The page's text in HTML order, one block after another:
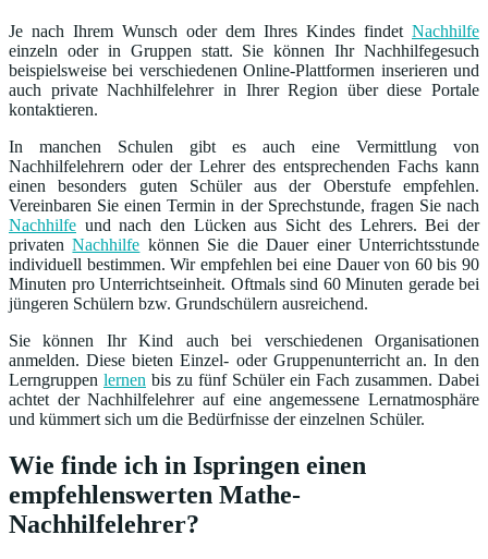
Je nach Ihrem Wunsch oder dem Ihres Kindes findet Nachhilfe
einzeln oder in Gruppen statt. Sie können Ihr Nachhilfegesuch
beispielsweise bei verschiedenen Online-Plattformen inserieren und
auch private Nachhilfelehrer in Ihrer Region über diese Portale
kontaktieren.
In manchen Schulen gibt es auch eine Vermittlung von
Nachhilfelehrern oder der Lehrer des entsprechenden Fachs kann
einen besonders guten Schüler aus der Oberstufe empfehlen.
Vereinbaren Sie einen Termin in der Sprechstunde, fragen Sie nach
Nachhilfe und nach den Lücken aus Sicht des Lehrers. Bei der
privatenNachhilfe können Sie die Dauer einer Unterrichtsstunde
individuell bestimmen. Wir empfehlen bei eine Dauer von 60 bis 90
Minuten pro Unterrichtseinheit. Oftmals sind 60 Minuten gerade bei
jüngeren Schülern bzw. Grundschülern ausreichend.
Sie können Ihr Kind auch bei verschiedenen Organisationen
anmelden. Diese bieten Einzel- oder Gruppenunterricht an. In den
Lerngruppen lernen bis zu fünf Schüler ein Fach zusammen. Dabei
achtet der Nachhilfelehrer auf eine angemessene Lernatmosphäre
und kümmert sich um die Bedürfnisse der einzelnen Schüler.
Wie finde ich in Ispringen einen
empfehlenswerten Mathe-
Nachhilfelehrer?